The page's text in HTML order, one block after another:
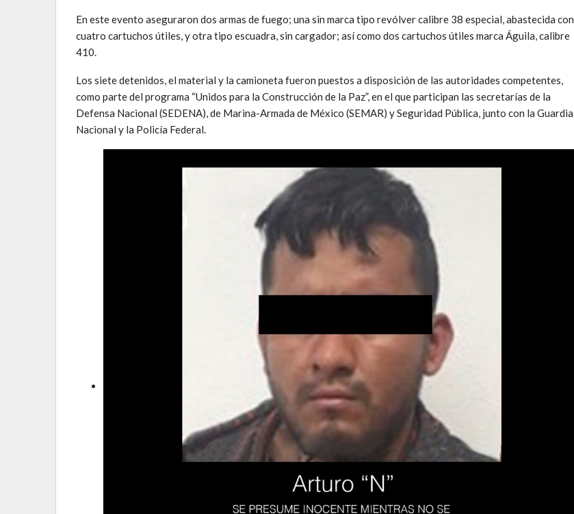
En este evento aseguraron dos armas de fuego; una sin marca tipo revólver calibre 38 especial, abastecida con
cuatro cartuchos útiles, y otra tipo escuadra, sin cargador; así como dos cartuchos útiles marca Águila, calibre
410.
Los siete detenidos, el material y la camioneta fueron puestos a disposición de las autoridades competentes,
como parte del programa “Unidos para la Construcción de la Paz”, en el que participan las secretarías de la
Defensa Nacional (SEDENA), de Marina-Armada de México (SEMAR) y Seguridad Pública, junto con la Guardia
Nacional y la Policía Federal.